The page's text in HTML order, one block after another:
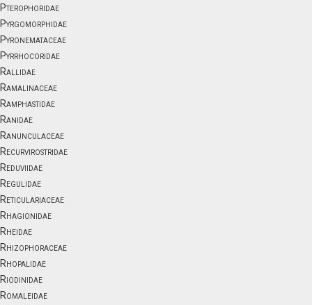
Pterophoridae
Pyrgomorphidae
Pyronemataceae
Pyrrhocoridae
Rallidae
Ramalinaceae
Ramphastidae
Ranidae
Ranunculaceae
Recurvirostridae
Reduviidae
Regulidae
Reticulariaceae
Rhagionidae
Rheidae
Rhizophoraceae
Rhopalidae
Riodinidae
Romaleidae